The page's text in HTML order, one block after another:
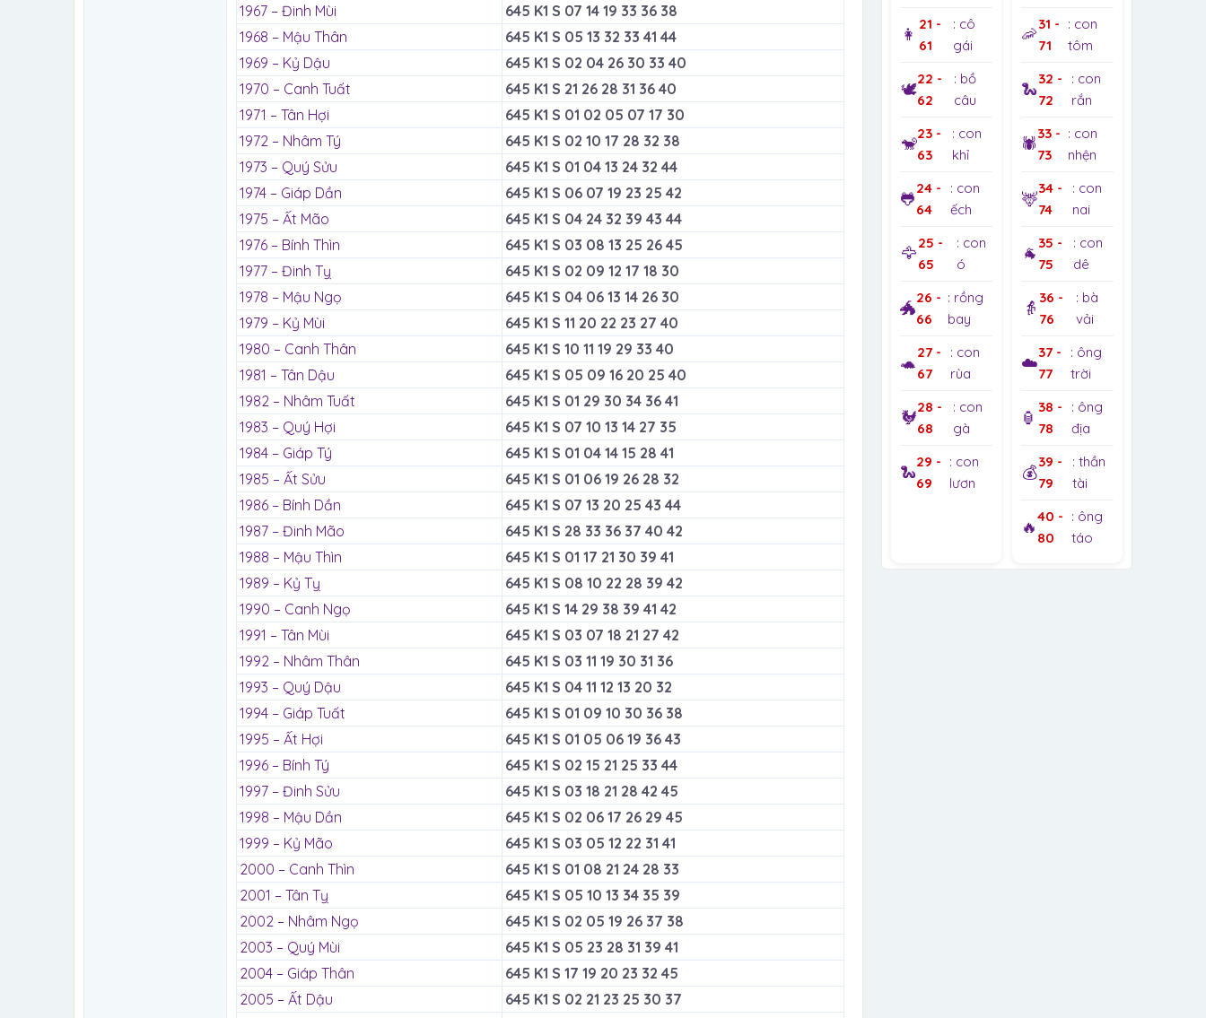
1967 – Đinh Mùi
645 K1 S 07 14 19 33 36 38
1968 – Mậu Thân
645 K1 S 05 13 32 33 41 44
1969 – Kỷ Dậu
645 K1 S 02 04 26 30 33 40
1970 – Canh Tuất
645 K1 S 21 26 28 31 36 40
1971 – Tân Hợi
645 K1 S 01 02 05 07 17 30
1972 – Nhâm Tý
645 K1 S 02 10 17 28 32 38
1973 – Quý Sửu
645 K1 S 01 04 13 24 32 44
1974 – Giáp Dần
645 K1 S 06 07 19 23 25 42
1975 – Ất Mão
645 K1 S 04 24 32 39 43 44
1976 – Bính Thìn
645 K1 S 03 08 13 25 26 45
1977 – Đinh Tỵ
645 K1 S 02 09 12 17 18 30
1978 – Mậu Ngọ
645 K1 S 04 06 13 14 26 30
1979 – Kỷ Mùi
645 K1 S 11 20 22 23 27 40
1980 – Canh Thân
645 K1 S 10 11 19 29 33 40
1981 – Tân Dậu
645 K1 S 05 09 16 20 25 40
1982 – Nhâm Tuất
645 K1 S 01 29 30 34 36 41
1983 – Quý Hợi
645 K1 S 07 10 13 14 27 35
1984 – Giáp Tý
645 K1 S 01 04 14 15 28 41
1985 – Ất Sửu
645 K1 S 01 06 19 26 28 32
1986 – Bính Dần
645 K1 S 07 13 20 25 43 44
1987 – Đinh Mão
645 K1 S 28 33 36 37 40 42
1988 – Mậu Thìn
645 K1 S 01 17 21 30 39 41
1989 – Kỷ Tỵ
645 K1 S 08 10 22 28 39 42
1990 – Canh Ngọ
645 K1 S 14 29 38 39 41 42
1991 – Tân Mùi
645 K1 S 03 07 18 21 27 42
1992 – Nhâm Thân
645 K1 S 03 11 19 30 31 36
1993 – Quý Dậu
645 K1 S 04 11 12 13 20 32
1994 – Giáp Tuất
645 K1 S 01 09 10 30 36 38
1995 – Ất Hợi
645 K1 S 01 05 06 19 36 43
1996 – Bính Tý
645 K1 S 02 15 21 25 33 44
1997 – Đinh Sửu
645 K1 S 03 18 21 28 42 45
1998 – Mậu Dần
645 K1 S 02 06 17 26 29 45
1999 – Kỷ Mão
645 K1 S 03 05 12 22 31 41
2000 – Canh Thìn
645 K1 S 01 08 21 24 28 33
2001 – Tân Tỵ
645 K1 S 05 10 13 34 35 39
2002 – Nhâm Ngọ
645 K1 S 02 05 19 26 37 38
2003 – Quý Mùi
645 K1 S 05 23 28 31 39 41
2004 – Giáp Thân
645 K1 S 17 19 20 23 32 45
2005 – Ất Dậu
645 K1 S 02 21 23 25 30 37
👩
21 -
61
: cô
gái
🕊️
22 -
62
: bồ
câu
🐒
23 -
63
: con
khỉ
🐸
24 -
64
: con
ếch
🦅
25 -
65
: con
ó
🐲
26 -
66
: rồng
bay
🐢
27 -
67
: con
rùa
🐓
28 -
68
: con
gà
🐍
29 -
69
: con
lươn
🦐
31 -
71
: con
tôm
🐍
32 -
72
: con
rắn
🕷️
33 -
73
: con
nhện
🦌
34 -
74
: con
nai
🐐
35 -
75
: con
dê
👵
36 -
76
: bà
vải
☁️
37 -
77
: ông
trời
🏮
38 -
78
: ông
địa
💰
39 -
79
: thần
tài
🔥
40 -
80
: ông
táo